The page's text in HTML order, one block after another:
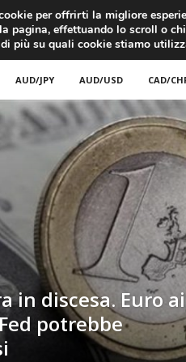
FOREX GRATIS FOREX NEWS
EURO/DOLLARO
AUD/JPY AUD/USD CAD/
in discesa. Euro ai
potrebbe
per offrirti la migliore
pagina, effettuando lo scroll o
più su quali cookie stiamo